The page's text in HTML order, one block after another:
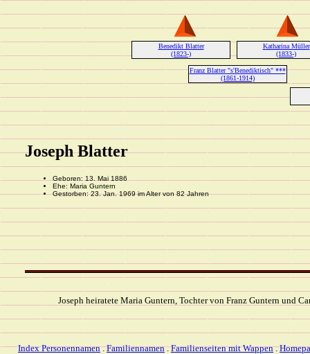
Benedikt Blatter
(1823-)
Katharina Müller
(1833-)
Franz Blatter "s'Benediktisch" ***
(1861-1914)
Joseph Blatter
Geboren: 13. Mai 1886
Ehe: Maria Guntern
Gestorben: 23. Jan. 1969 im Alter von 82 Jahren
Joseph heiratete Maria Guntern, Tochter von Franz Guntern und
Index Personennamen.Familiennamen.Familienseiten mit Wappen.